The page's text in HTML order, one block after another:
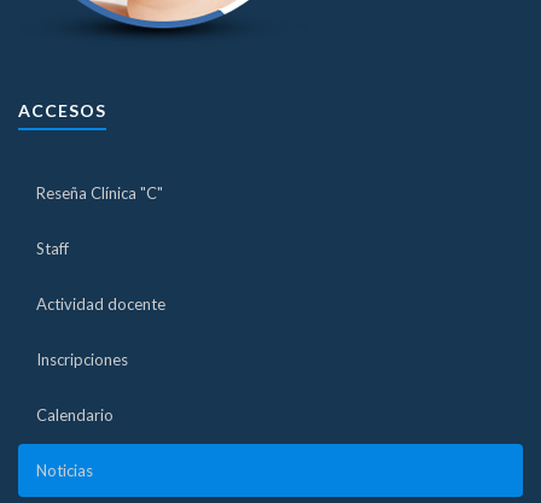
ACCESOS
Reseña Clínica "C"
Staff
Actividad docente
Inscripciones
Calendario
Noticias